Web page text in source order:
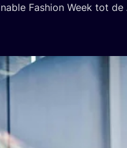
Fas­hi­on Week tot